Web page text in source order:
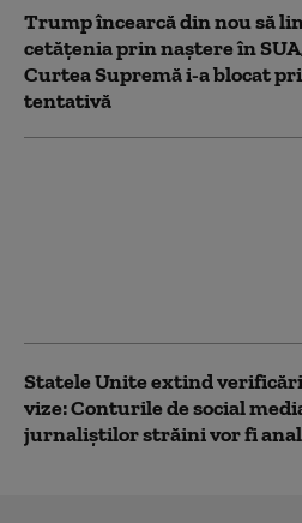
Trump încearcă din nou să
cetățenia prin naștere în
Curtea Supremă i-a blocat
tentativă
Statele Unite extind
vize: Conturile de social
jurnaliștilor străini vor fi